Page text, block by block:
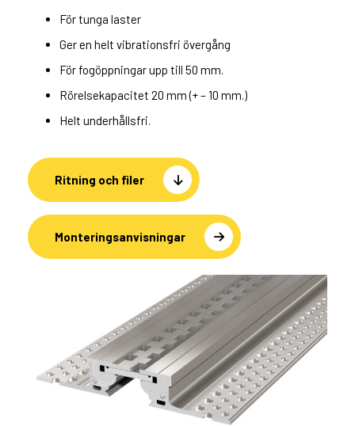
För tunga laster
Ger en helt vibrationsfri övergång
För fogöppningar upp till 50 mm.
Rörelsekapacitet 20 mm (+ – 10 mm.)
Helt underhållsfri.
Ritning och filer
Monteringsanvisningar